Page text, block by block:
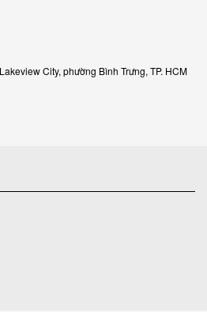
City, phường Bình Trưng, TP. HCM